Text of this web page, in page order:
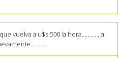
vuelva a u$s 500 la hora..........., a